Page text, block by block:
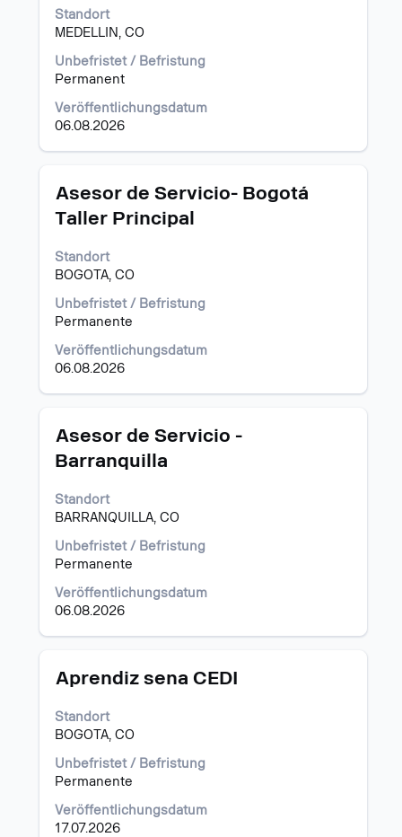
Standort
MEDELLIN, CO
Unbefristet / Befristung
Permanent
Veröffentlichungsdatum
06.08.2026
die
Leertaste,
die
Stelleninformationen
anzuzeigen.
Stellenbezeichnung
Asesor de Servicio- Bogotá
Taller Principal
Standort
BOGOTA, CO
Unbefristet / Befristung
Permanente
Veröffentlichungsdatum
06.08.2026
Drücken
die
um
die
Stelleninformationen
vollständig
Stellenbezeichnung
Asesor de Servicio -
Barranquilla
Standort
BARRANQUILLA, CO
Unbefristet / Befristung
Permanente
Veröffentlichungsdatum
06.08.2026
Drücken
die
um
die
Stelleninformationen
vollständig
Stellenbezeichnung
Aprendiz sena CEDI
Standort
BOGOTA, CO
Unbefristet / Befristung
Permanente
Veröffentlichungsdatum
17.07.2026
Drücken
Sie
die
Leertaste,
die
Stelleninformationen
anzuzeigen.